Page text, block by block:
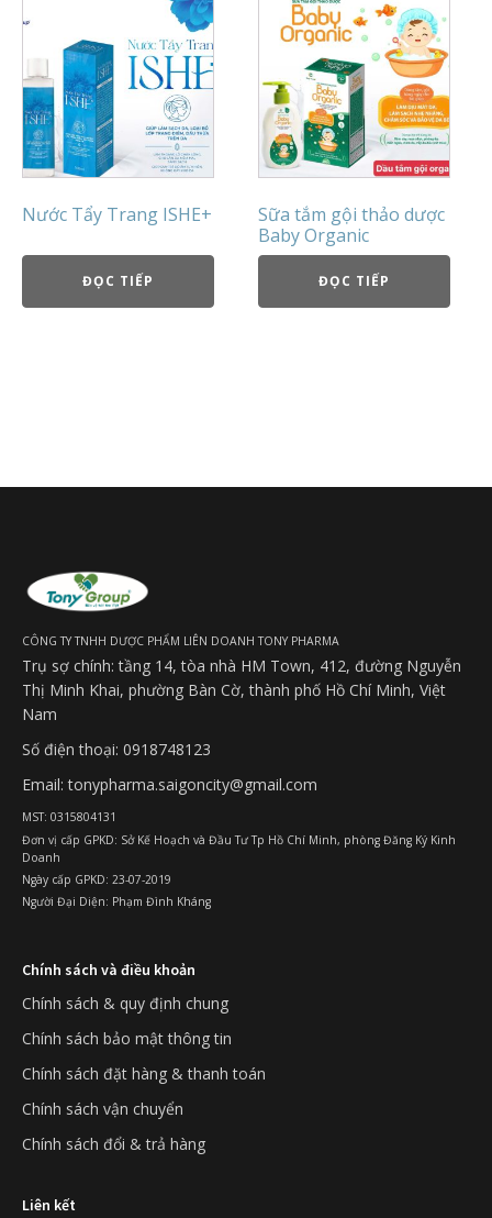
Nước Tẩy Trang ISHE+
ĐỌC TIẾP
Sữa tắm gội thảo dược
Baby Organic
ĐỌC TIẾP
CÔNG TY TNHH DƯỢC PHẨM LIÊN DOANH TONY PHARMA
Trụ sợ chính: tầng 14, tòa nhà HM Town, 412, đường Nguyễn
Thị Minh Khai, phường Bàn Cờ, thành phố Hồ Chí Minh, Việt
Nam
Số điện thoại: 0918748123
Email: tonypharma.saigoncity@gmail.com
MST: 0315804131
Đơn vị cấp GPKD: Sở Kế Hoạch và Đầu Tư Tp Hồ Chí Minh, phòng Đăng Ký Kinh
Doanh
Ngày cấp GPKD: 23-07-2019
Người Đại Diện: Phạm Đình Kháng
Chính sách và điều khoản
Chính sách & quy định chung
Chính sách bảo mật thông tin
Chính sách đặt hàng & thanh toán
Chính sách vận chuyển
Chính sách đổi & trả hàng
Liên kết